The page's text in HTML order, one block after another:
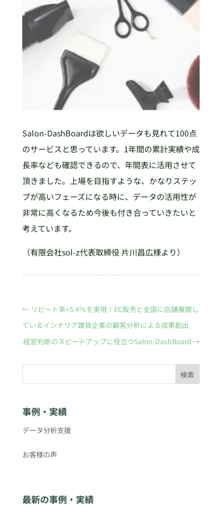
Salon-DashBoardは欲しいデータも見れて100点
のサービスと思っています。1年間の累計実績や成
長率なども確認できるので、年間表に活用させて
頂きました。上場を目指すような、かなりステッ
プが高いフェーズになる時に、データの活用性が
非常に高くなるため今後も付き合っていきたいと
考えています。
（有限会社sol-z代表取締役 片川昌広様より）
← リピート率+5.4％を実現！EC販売と全国に店舗展開し
ているインテリア雑貨企業の顧客分析による成果創出
経営判断のスピードアップに役立つSalon-DashBoard →
検索
事例・実績
データ分析支援
お客様の声
最新の事例・実績